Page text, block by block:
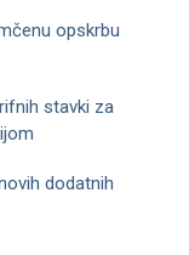
opskrbu
stavki za
dodatnih